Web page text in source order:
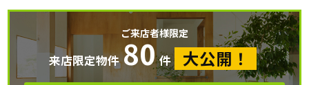
ご来店者様限定
来店限定物件 80 件 大公開！